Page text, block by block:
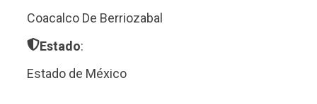
Coacalco De Berriozabal
Estado:
Estado de México